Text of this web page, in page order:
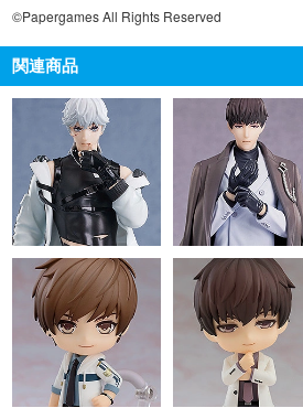
©Papergames All Rights Reserved
関連商品